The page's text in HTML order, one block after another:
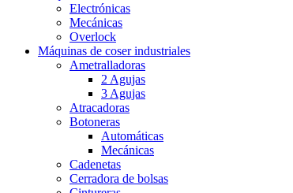
Electrónicas
Mecánicas
Overlock
Máquinas de coser industriales
Ametralladoras
2 Agujas
3 Agujas
Atracadoras
Botoneras
Automáticas
Mecánicas
Cadenetas
Cerradora de bolsas